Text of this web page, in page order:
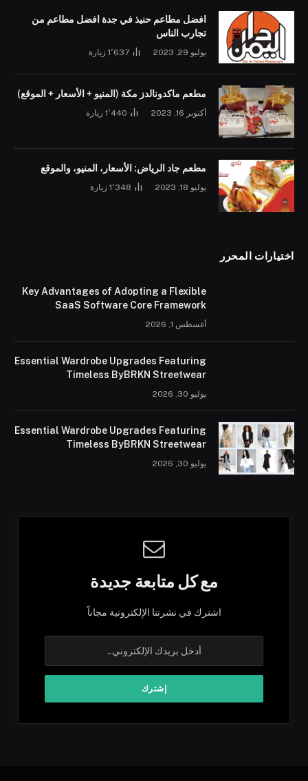
افضل مطاعم حنيذ في جدة افضل مطاعم من
تجارب الناس
يوليو 29, 2023 1٬637 زيارة
مطعم ماكدونالدز مكة (المنيو + الأسعار + الموقع)
أكتوبر 16, 2023 1٬440 زيارة
مطعم جاد الرياض: الأسعار، المنيو، والموقع
يوليو 18, 2023 1٬348 زيارة
اختيارات المحرر
Key Advantages of Adopting a Flexible
SaaS Software Core Framework
أغسطس 1, 2026
Essential Wardrobe Upgrades Featuring
Timeless ByBRKN Streetwear
يوليو 30, 2026
Essential Wardrobe Upgrades Featuring
Timeless ByBRKN Streetwear
يوليو 30, 2026
مع كل متابعة جديدة
اشترك في نشرتنا الإلكترونية مجاناً